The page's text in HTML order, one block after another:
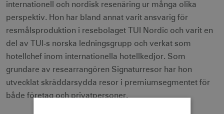
internationell och nordisk resenäring ur många olika
perspektiv. Hon har bland annat varit ansvarig för
resmålsproduktion i resebolaget TUI Nordic och varit en
del av TUI-s norska ledningsgrupp och verkat som
hotellchef inom internationella hotellkedjor. Som
grundare av researrangören Signaturresor har hon
utvecklat skräddarsydda resor i premiumsegmentet för
både företag och privatpersoner.